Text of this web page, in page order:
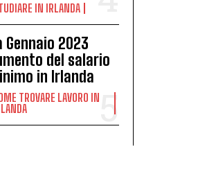
IN IRLANDA
Gennaio 2023
del salario
in Irlanda
TROVARE LAVORO IN